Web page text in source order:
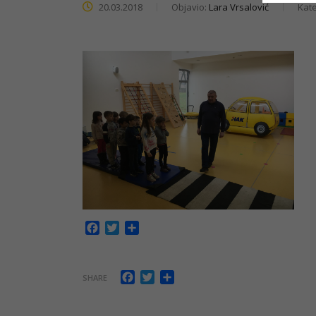
20.03.2018 Objavio: Lara Vrsalović
Facebook
Twitter
SHARE Facebook
Twitter